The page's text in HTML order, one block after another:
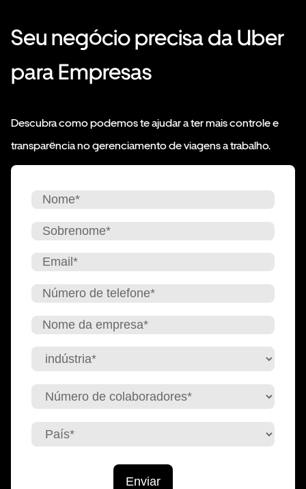
Seu negócio precisa da Uber
para Empresas
Descubra como podemos te ajudar a ter mais controle e
transparência no gerenciamento de viagens a trabalho.
Enviar